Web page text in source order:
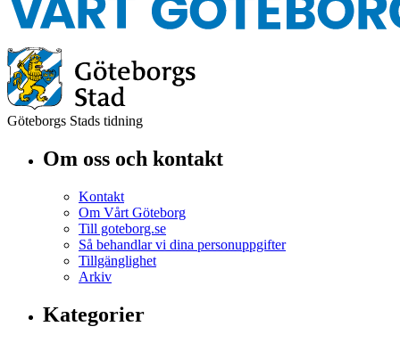
Göteborgs Stads tidning
Om oss och kontakt
Kontakt
Om Vårt Göteborg
Till goteborg.se
Så behandlar vi dina personuppgifter
Tillgänglighet
Arkiv
Kategorier